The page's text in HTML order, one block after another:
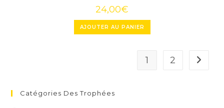
24,00€
AJOUTER AU PANIER
1 2
Catégories Des Trophées